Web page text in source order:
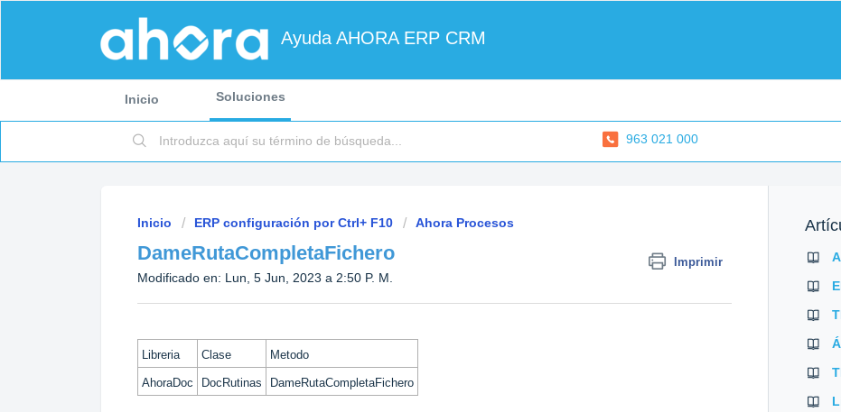
Ayuda AHORA ERP CRM
Inicio Soluciones
963 021 000
Inicio ERP configuración por Ctrl+ F10 Ahora Procesos
DameRutaCompletaFichero Imprimir
Modificado en: Lun, 5 Jun, 2023 a 2:50 P. M.
Libreria Clase Metodo
AhoraDoc DocRutinas DameRutaCompletaFichero